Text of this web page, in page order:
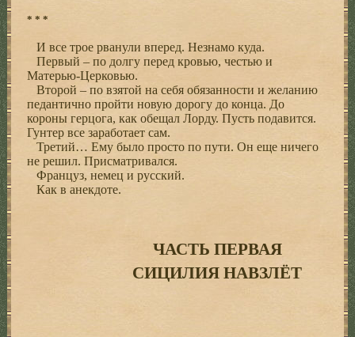
* * *
И все трое рванули вперед. Незнамо куда.
Первый – по долгу перед кровью, честью и
Матерью-Церковью.
Второй – по взятой на себя обязанности и желанию
педантично пройти новую дорогу до конца. До
короны герцога, как обещал Лорду. Пусть подавится.
Гунтер все заработает сам.
Третий… Ему было просто по пути. Он еще ничего
не решил. Присматривался.
Француз, немец и русский.
Как в анекдоте.
ЧАСТЬ ПЕРВАЯ
СИЦИЛИЯ НАВЗЛЁТ